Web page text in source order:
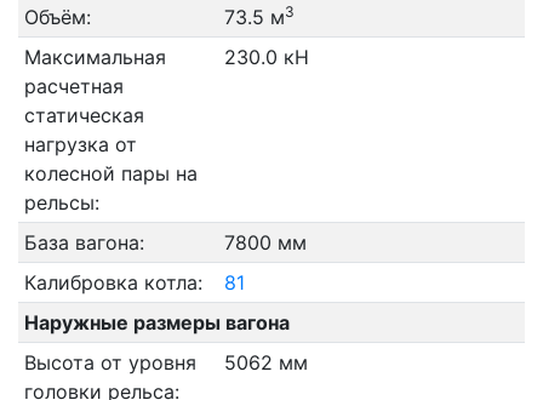
Объём:
73.5 м3
Максимальная
расчетная
статическая
нагрузка от
колесной пары на
рельсы:
230.0 кН
База вагона:
7800 мм
Калибровка котла:
81
Наружные размеры вагона
Высота от уровня
головки рельса:
5062 мм